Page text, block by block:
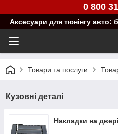
0 800
Аксесуари для тюнінгу
Товари та послуги
Кузовні деталі
Накладки на двері